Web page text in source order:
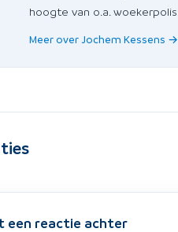
hoogte van o.a. woekerpolis.
Meer over Jochem Kessens →
een reactie achter